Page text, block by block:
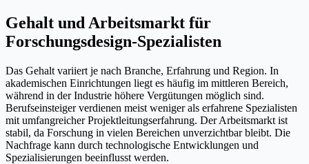
Gehalt und Arbeitsmarkt für
Forschungsdesign-Spezialisten
Das Gehalt variiert je nach Branche, Erfahrung und Region. In
akademischen Einrichtungen liegt es häufig im mittleren Bereich,
während in der Industrie höhere Vergütungen möglich sind.
Berufseinsteiger verdienen meist weniger als erfahrene Spezialisten
mit umfangreicher Projektleitungserfahrung. Der Arbeitsmarkt ist
stabil, da Forschung in vielen Bereichen unverzichtbar bleibt. Die
Nachfrage kann durch technologische Entwicklungen und
Spezialisierungen beeinflusst werden.